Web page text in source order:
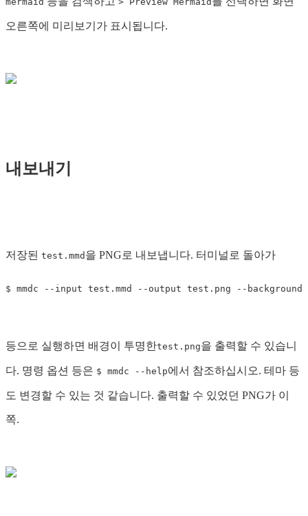
오른쪽에 미리보기가 표시됩니다.
내보내기
저장된 test.mmd 을 PNG로 내보냅니다. 터미널로 돌아가
$ mmdc --input test.mmd --output test.png --
등으로 실행하면 배경이 투명한test.png을 출력할 수 있습니
다. 명령 옵션 등은 $ mmdc --help에서 참조하십시오. 테마 등
도 변경할 수 있는 것 같습니다. 출력할 수 있었던 PNG가 이
쪽.